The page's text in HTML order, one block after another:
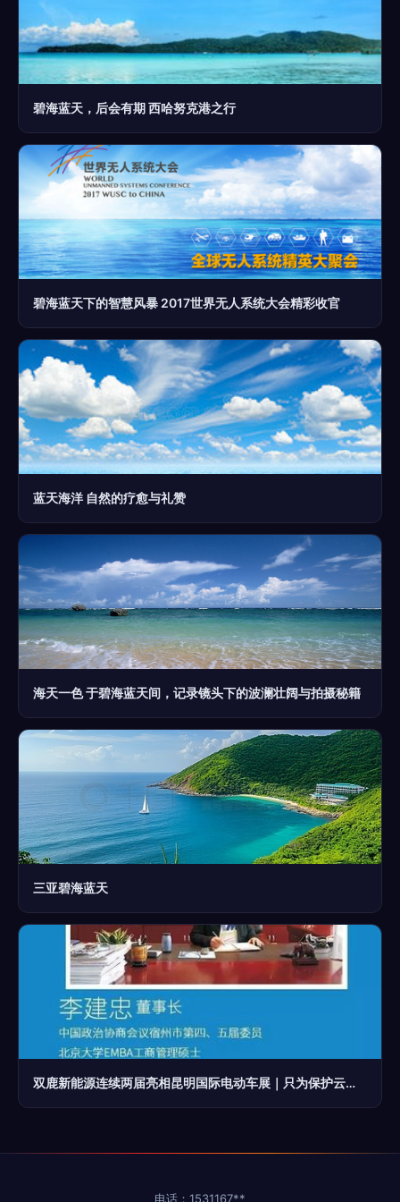
碧海蓝天，后会有期 西哈努克港之行
碧海蓝天下的智慧风暴 2017世界无人系统大会精彩收官
蓝天海洋 自然的疗愈与礼赞
海天一色 于碧海蓝天间，记录镜头下的波澜壮阔与拍摄秘籍
三亚碧海蓝天
双鹿新能源连续两届亮相昆明国际电动车展｜只为保护云南碧海蓝天
电话：1531167**